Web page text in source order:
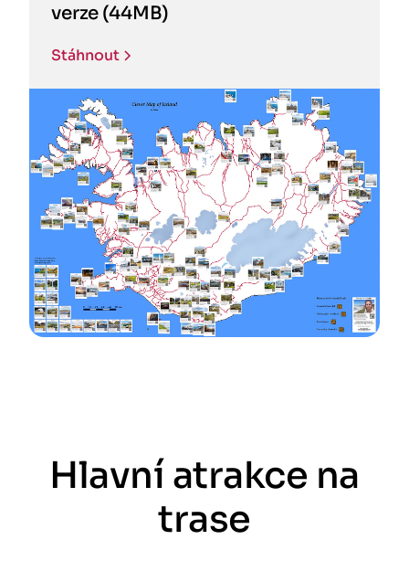
verze (44MB)
Stáhnout
Hlavní atrakce na
trase